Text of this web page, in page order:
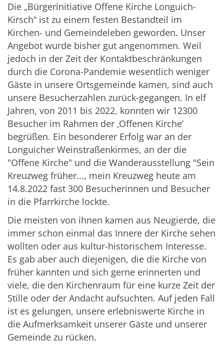
Die „Bürgerinitiative Offene Kirche Longuich-
Kirsch“ ist zu einem festen Bestandteil im
Kirchen- und Gemeindeleben geworden. Unser
Angebot wurde bisher gut angenommen. Weil
jedoch in der Zeit der Kontaktbeschränkungen
durch die Corona-Pandemie wesentlich weniger
Gäste in unsere Ortsgemeinde kamen, sind auch
unsere Besucherzahlen zurück-gegangen. In elf
Jahren, von 2011 bis 2022, konnten wir 12300
Besucher im Rahmen der ‚Offenen Kirche‘
begrüßen. Ein besonderer Erfolg war an der
Longuicher Weinstraßenkirmes, an der die
"Offene Kirche" und die Wanderausstellung "Sein
Kreuzweg früher..., mein Kreuzweg heute am
14.8.2022 fast 300 Besucherinnen und Besucher
in die Pfarrkirche lockte.
Die meisten von ihnen kamen aus Neugierde, die
immer schon einmal das Innere der Kirche sehen
wollten oder aus kultur-historischem Interesse.
Es gab aber auch diejenigen, die die Kirche von
früher kannten und sich gerne erinnerten und
viele, die den Kirchenraum für eine kurze Zeit der
Stille oder der Andacht aufsuchten. Auf jeden Fall
ist es gelungen, unsere erlebniswerte Kirche in
die Aufmerksamkeit unserer Gäste und unserer
Gemeinde zu rücken.